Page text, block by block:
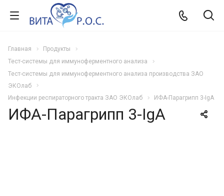
Главная
Продукты
Тест-системы для иммуноферментного анализа
Тест-системы для иммуноферментного анализа производства ЗАО
ЭКОлаб
Инфекции респираторного тракта ЗАО ЭКОлаб
ИФА-Парагрипп 3-IgA
ИФА-Парагрипп 3-IgA